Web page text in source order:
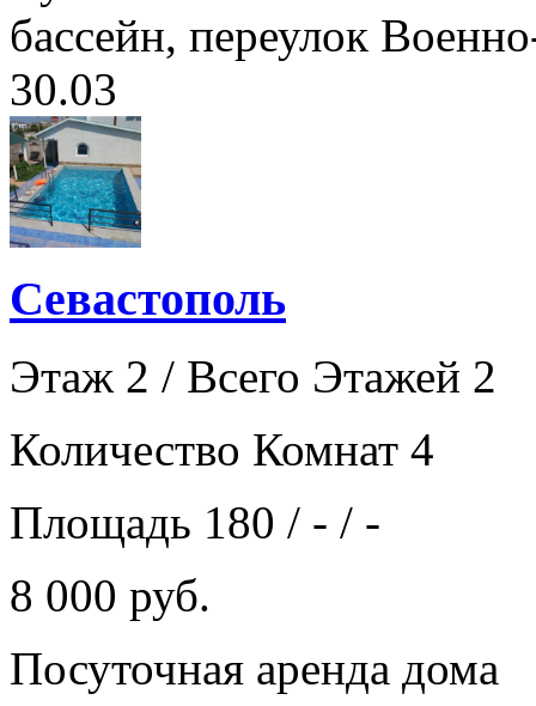
бассейн, переулок
30.03
Севастополь
Этаж 2 / Всего Этажей 2
Количество Комнат 4
Площадь 180 / - / -
8 000 руб.
Посуточная аренда дома